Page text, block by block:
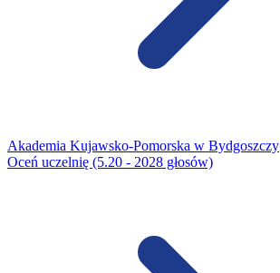
Akademia Kujawsko-Pomorska w Bydgoszczy
Oceń uczelnię (5.20 - 2028 głosów)